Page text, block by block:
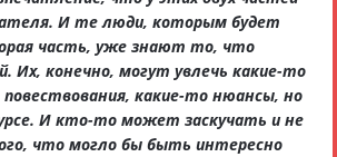
И те люди, которым будет
часть, уже знают то, что
Их, конечно, могут увлечь какие-то
какие-то нюансы, но
И кто-то может заскучать и не
что могло бы быть интересно